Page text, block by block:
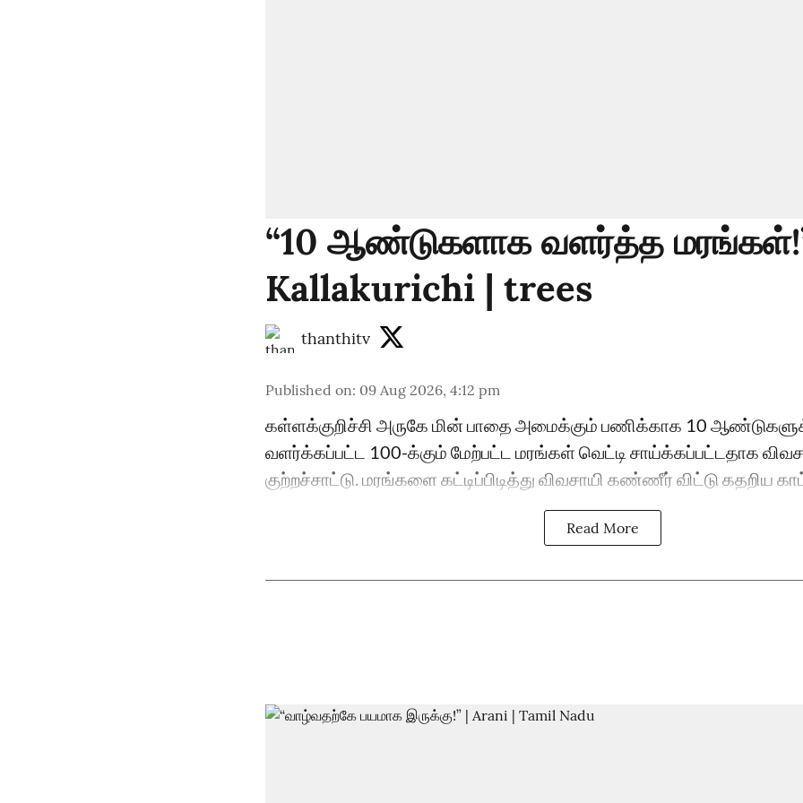
“10 ஆண்டுகளாக வளர்த்த
Kallakurichi | trees
thanthitv
Published on: 09 Aug 2026, 4:12 pm
கள்ளக்குறிச்சி அருகே மின் பாதை அமைக்கும் பணிக்காக 10
வளர்க்கப்பட்ட 100-க்கும் மேற்பட்ட மரங்கள் வெட்டி சாய்க்கப்பட்டதாக
குற்றச்சாட்டு. மரங்களை கட்டிப்பிடித்து விவசாயி கண்ணீர் விட்டு கதறிய
Read More